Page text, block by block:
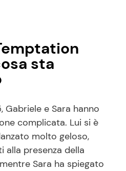
sta
Gabriele e Sara hanno
complicata. Lui si è
molto geloso,
presenza della
Sara ha spiegato